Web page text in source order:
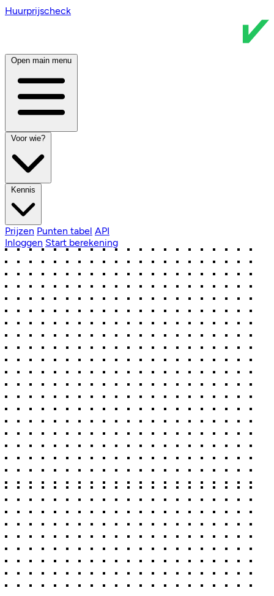
Huurprijscheck
Open main menu
Voor wie?
Kennis
Prijzen Punten tabel API
Inloggen Start berekening